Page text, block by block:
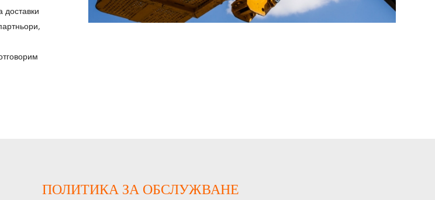
доставки
ПОЛИТИКА ЗА ОБСЛУЖВАНЕ